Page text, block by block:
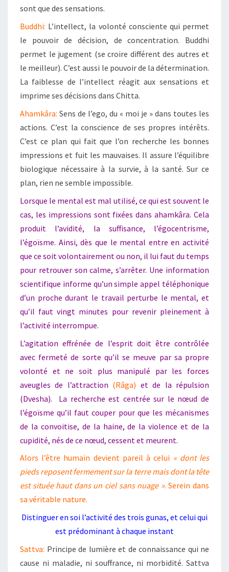
sont que des sensations.
Buddhi: L’intellect, la volonté consciente qui permet
le pouvoir de décision, de concentration. Buddhi
permet le jugement (se croire différent des autres et
le meilleur). C’est aussi le pouvoir de la détermination.
La faiblesse de l’intellect réagit aux sensations et
imprime ses décisions dans Chitta.
Ahamkâra: Sens de l’ego, du « moi je » dans toutes les
actions. C’est la conscience de ses propres intérêts.
C’est ce plan qui fait que l’on recherche les bonnes
impressions et fuit les mauvaises. Il assure l’équilibre
biologique nécessaire à la survie, à la santé. Sur ce
plan, rien ne semble impossible.
Lorsque le mental est mal utilisé, ce qui est souvent le
cas, les impressions sont fixées dans ahamkâra. Cela
produit l’avidité, la suffisance, l’égocentrisme,
l’égoïsme. Ainsi, dès que le mental entre en activité
que ce soit volontairement ou non, il lui faut du temps
pour retrouver son calme, s’arrêter. Une information
scientifique informe qu’un simple appel téléphonique
d’un proche durant le travail perturbe le mental, et
qu’il faut vingt minutes pour revenir pleinement à
l’activité interrompue.
L’agitation effrénée de l’esprit doit être contrôlée
avec fermeté de sorte qu’il se meuve par sa propre
volonté et ne soit plus manipulé par les forces
aveugles de l’attraction (Râga) et de la répulsion
(Dvesha).
La recherche est centrée sur le nœud de
l’égoïsme qu’il faut couper pour que les mécanismes
de la convoitise, de la haine, de la violence et de la
cupidité, nés de ce nœud, cessent et meurent.
Alors l’être humain devient pareil à celui « dont les
pieds reposent fermement sur la terre mais dont la tête
est située haut dans un ciel sans nuage ». Serein dans
sa véritable nature.
Distinguer en soi l’activité des trois gunas, et celui qui
est prédominant à chaque instant
Sattva: Principe de lumière et de connaissance qui ne
cause ni maladie, ni souffrance, ni morbidité. Sattva